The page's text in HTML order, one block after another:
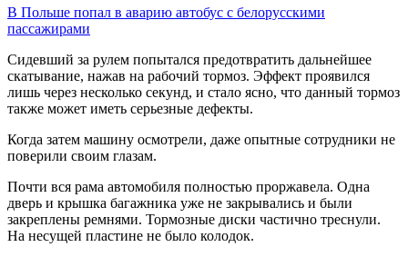
В Польше попал в аварию автобус с белорусскими
пассажирами
Сидевший за рулем попытался предотвратить дальнейшее
скатывание, нажав на рабочий тормоз. Эффект проявился
лишь через несколько секунд, и стало ясно, что данный тормоз
также может иметь серьезные дефекты.
Когда затем машину осмотрели, даже опытные сотрудники не
поверили своим глазам.
Почти вся рама автомобиля полностью проржавела. Одна
дверь и крышка багажника уже не закрывались и были
закреплены ремнями. Тормозные диски частично треснули.
На несущей пластине не было колодок.